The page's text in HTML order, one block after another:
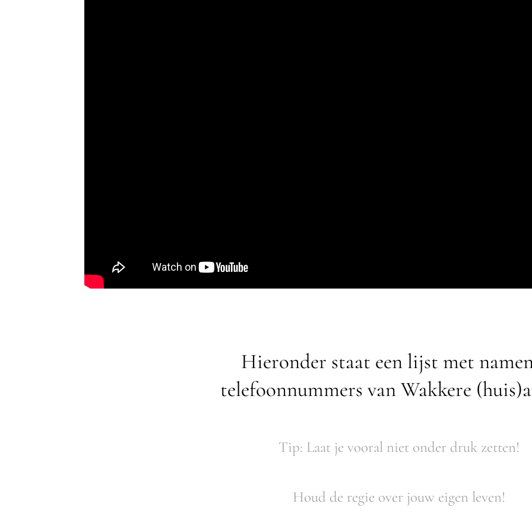
Hieronder staat een lijst met
telefoonnummers van Wakkere
Tip: Laat je vooral niet onder druk zetten!
Houd de regie over jouw eigen leven!